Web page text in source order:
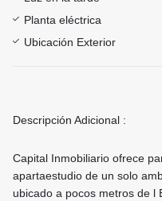
Planta eléctrica
Ubicación Exterior
Descripción Adicional :
Capital Inmobiliario ofrece
apartaestudio de un solo
ubicado a pocos metros de l